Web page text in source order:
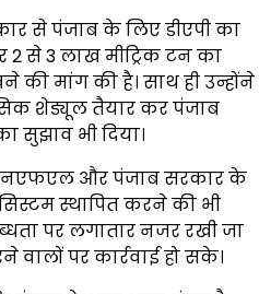
से पंजाब के लिए डीएपी का
2 से 3 लाख मीट्रिक टन का
मांग की है। साथ ही उन्होंने
शेड्यूल तैयार कर पंजाब
सुझाव भी दिया।
और पंजाब सरकार के
स्थापित करने की भी
पर लगातार नजर रखी जा
पर कार्रवाई हो सके।